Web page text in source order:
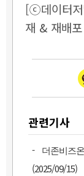
[ⓒ데이터저
재 & 재배
관련기사
- 더존비즈
(2025/09/15)